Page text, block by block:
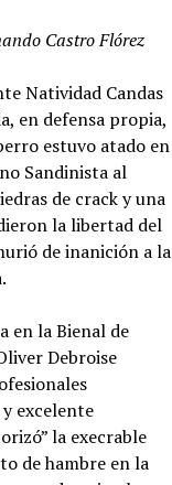
Castro Flórez
Natividad Candas
en defensa propia,
estuvo atado en
Sandinista al
de crack y una
la libertad del
de inanición a la
en la Bienal de
Debroise
excelente
la execrable
de hambre en la